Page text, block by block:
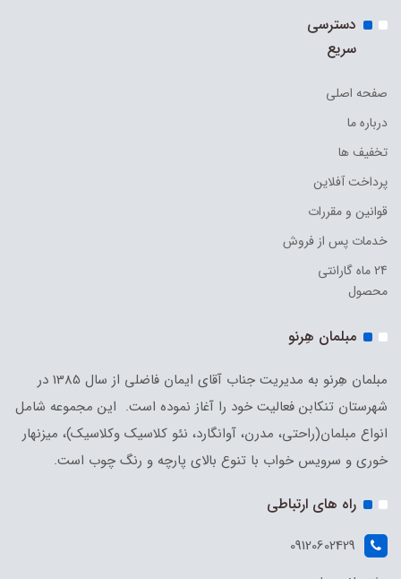
دسترسی
سریع
صفحه اصلی
درباره ما
تخفیف ها
پرداخت آفلاین
قوانین و مقررات
خدمات پس از فروش
24 ماه گارانتی
محصول
مبلمان هِرنو
مبلمان هِرنو به مدیریت جناب آقای ایمان فاضلی از سال 1385 در
شهرستان تنکابن فعالیت خود را آغاز نموده است. این مجموعه شامل
انواع مبلمان(راحتی، مدرن، آوانگارد، نئو کلاسیک وکلاسیک)، میزنهار
خوری و سرویس خواب با تنوع بالای پارچه و رنگ چوب است.
راه های ارتباطی
09120602429